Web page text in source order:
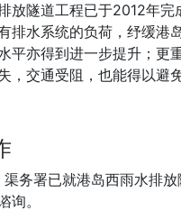
放隧道工程已于2012年
排水系统的负荷，纾缓港
平亦得到进一步提升；更
，交通受阻，也能得以避
务署已就港岛西雨水排
询。